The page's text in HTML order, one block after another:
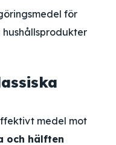
för
medel mot
och hälften